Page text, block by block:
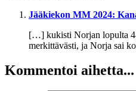
Jääkiekon MM 2024:
[…] kukisti Norjan lopulta 4-
merkittävästi, ja Norja sai
Kommentoi aihetta...